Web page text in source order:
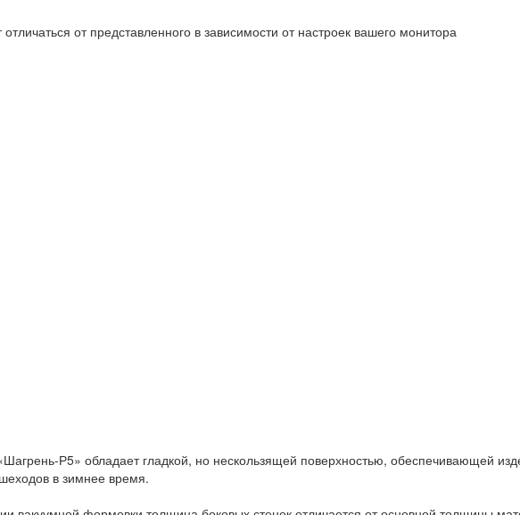
от представленного в зависимости от настроек вашего монитора
Р5» обладает гладкой, но нескользящей поверхностью, обеспечивающей
в зимнее время.